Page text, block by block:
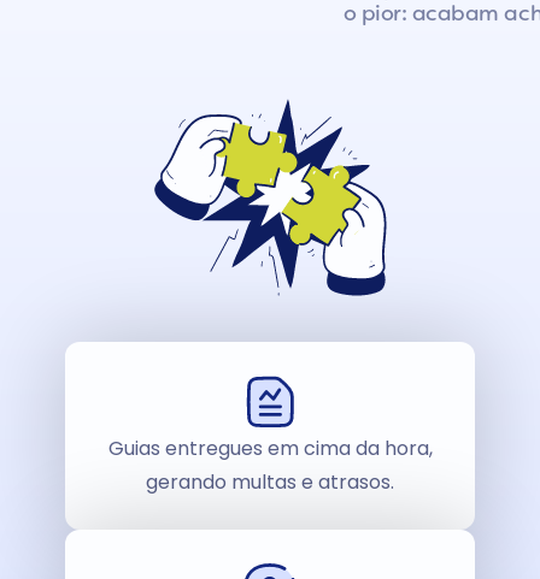
o pior: acabam
Guias entregues em cima da hora,
gerando multas e atrasos.